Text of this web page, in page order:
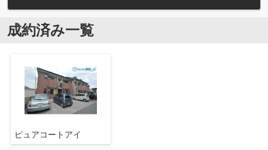
成約済み一覧
ピュアコートアイ